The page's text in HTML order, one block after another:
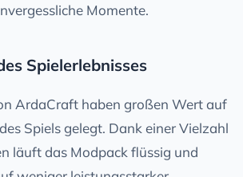
Momente.
Spielerlebnisses
ArdaCraft haben großen Wert auf
Spiels gelegt. Dank einer Vielzahl
läuft das Modpack flüssig und